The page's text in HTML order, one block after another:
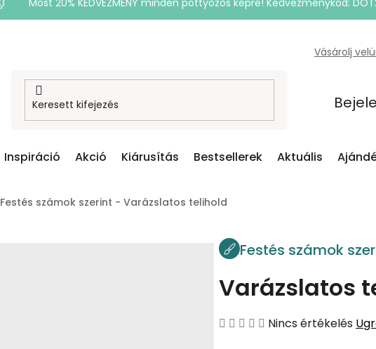
Most 20% KEDVEZMÉNY minden pöttyözős képre! Kedvezménykód:
Vásárolj
Inspiráció Akció Kiárusítás Bestsellerek Aktuális
Festés számok szerint - Varázslatos telihold
Festés számok
Varázslatos
A
Nincs értékelés